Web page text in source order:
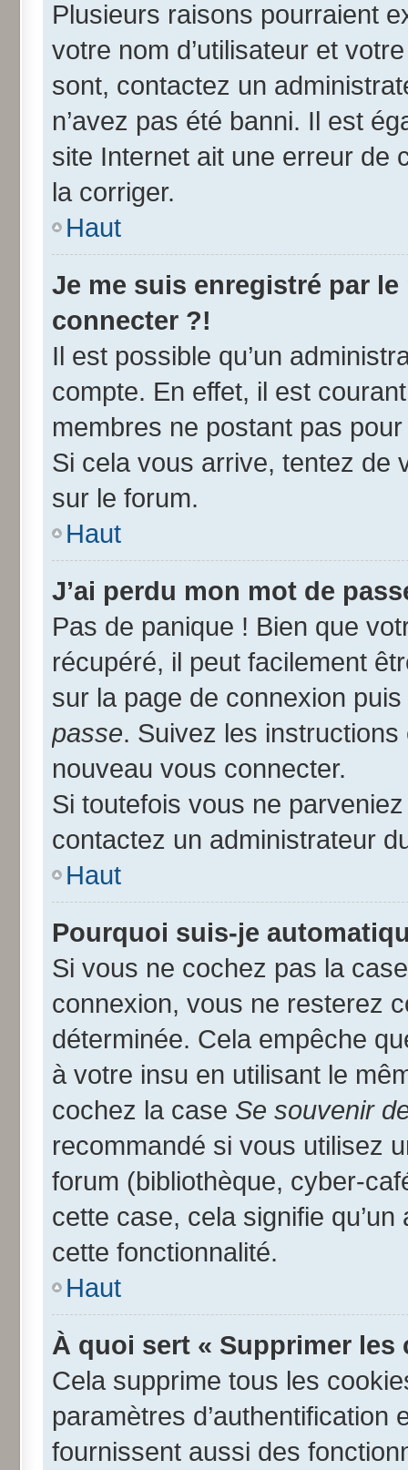
Plusieurs raisons pourraient
votre nom d’utilisateur et
sont, contactez un
n’avez pas été banni. Il est
site Internet ait une erreur de
la corriger.
Haut
Je me suis enregistré par
connecter ?!
Il est possible qu’un
compte. En effet, il est
membres ne postant pas
Si cela vous arrive, tentez de
sur le forum.
Haut
J’ai perdu mon mot de
Pas de panique ! Bien que
récupéré, il peut facilement
sur la page de connexion
passe. Suivez les
nouveau vous connecter.
Si toutefois vous ne
contactez un administrateur
Haut
Pourquoi suis-je
Si vous ne cochez pas la
connexion, vous ne resterez
déterminée. Cela empêche
à votre insu en utilisant le
cochez la case Se souvenir
recommandé si vous utilisez
forum (bibliothèque, cyber-
cette case, cela signifie
cette fonctionnalité.
Haut
À quoi sert « Supprimer
Cela supprime tous les
paramètres
fournissent aussi des